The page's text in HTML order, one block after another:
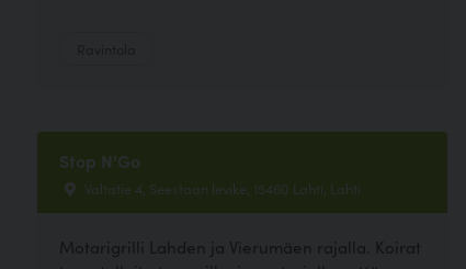
Stop N'Go
Valtatie 4, Seestaan levike, 15460 Lahti, Lahti
Motarigrilli Lahden ja Vierumäen rajalla. Koirat